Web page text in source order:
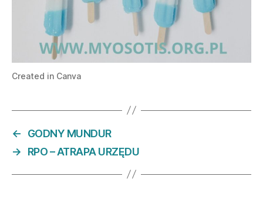
Created in Canva
←
GODNY MUNDUR
→
RPO – ATRAPA URZĘDU